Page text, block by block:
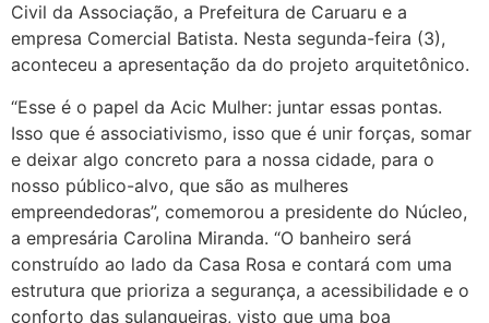
Civil da Associação, a Prefeitura de Caruaru e a
empresa Comercial Batista. Nesta segunda-feira (3),
aconteceu a apresentação da do projeto arquitetônico.
“Esse é o papel da Acic Mulher: juntar essas pontas.
Isso que é associativismo, isso que é unir forças, somar
e deixar algo concreto para a nossa cidade, para o
nosso público-alvo, que são as mulheres
empreendedoras”, comemorou a presidente do Núcleo,
a empresária Carolina Miranda. “O banheiro será
construído ao lado da Casa Rosa e contará com uma
estrutura que prioriza a segurança, a acessibilidade e o
conforto das sulanqueiras, visto que uma boa